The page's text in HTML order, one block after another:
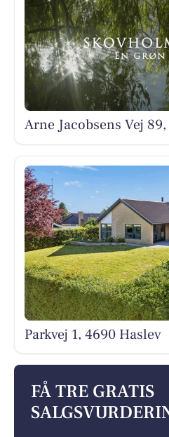
Arne Jacobsens Vej
Parkvej 1, 4690 Haslev
FÅ TRE GRATIS